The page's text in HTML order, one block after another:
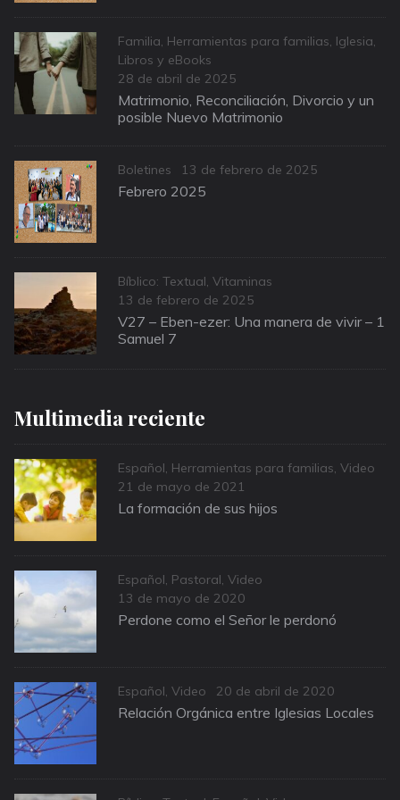
Categories
Familia, Herramientas para familias, Iglesia,
Libros y eBooks
Posted
on
28 de abril de 2025
Matrimonio, Reconciliación, Divorcio y un
posible Nuevo Matrimonio
Categories
Boletines
Posted
on
13 de febrero de 2025
Febrero 2025
Categories
Bíblico: Textual, Vitaminas
Posted
on
13 de febrero de 2025
V27 – Eben-ezer: Una manera de vivir – 1
Samuel 7
Multimedia reciente
Categories
Español, Herramientas para familias, Video
Posted
on
21 de mayo de 2021
La formación de sus hijos
Categories
Español, Pastoral, Video
Posted
on
13 de mayo de 2020
Perdone como el Señor le perdonó
Categories
Español, Video
Posted
on
20 de abril de 2020
Relación Orgánica entre Iglesias Locales